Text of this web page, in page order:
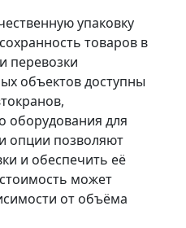
упаковку
товаров в
перевозки
объектов доступны
оборудования для
опции позволяют
и обеспечить её
может
от объёма